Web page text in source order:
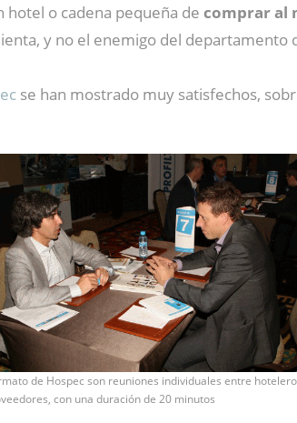
hotel o cadena pequeña de comprar al
y no el enemigo del departamento
se han mostrado muy satisfechos,
de Hospec son reuniones individuales entre
con una duración de 20 minutos